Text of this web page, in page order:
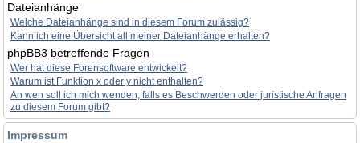
Dateianhänge
Welche Dateianhänge sind in diesem Forum zulässig?
Kann ich eine Übersicht all meiner Dateianhänge erhalten?
phpBB3 betreffende Fragen
Wer hat diese Forensoftware entwickelt?
Warum ist Funktion x oder y nicht enthalten?
An wen soll ich mich wenden, falls es Beschwerden oder juristische Anfragen
zu diesem Forum gibt?
Impressum